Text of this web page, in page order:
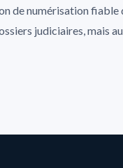
de numérisation fiable
judiciaires, mais